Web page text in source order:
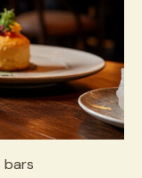
bars